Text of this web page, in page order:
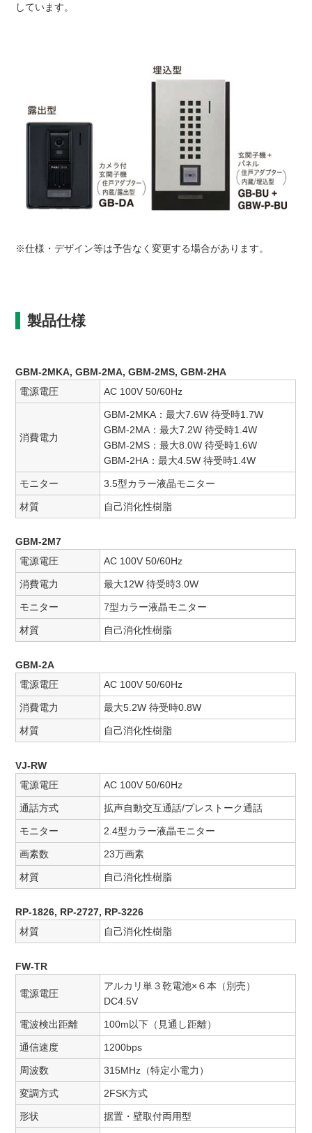
しています。
※仕様・デザイン等は予告なく変更する場合があります。
製品仕様
GBM-2MKA, GBM-2MA, GBM-2MS, GBM-2HA
電源電圧
AC 100V 50/60Hz
消費電力
GBM-2MKA：最大7.6W 待受時1.7W
GBM-2MA：最大7.2W 待受時1.4W
GBM-2MS：最大8.0W 待受時1.6W
GBM-2HA：最大4.5W 待受時1.4W
モニター 3.5型カラー液晶モニター
材質 自己消化性樹脂
GBM-2M7
電源電圧
AC 100V 50/60Hz
消費電力 最大12W 待受時3.0W
モニター 7型カラー液晶モニター
材質 自己消化性樹脂
GBM-2A
電源電圧
AC 100V 50/60Hz
消費電力 最大5.2W 待受時0.8W
材質 自己消化性樹脂
VJ-RW
電源電圧
AC 100V 50/60Hz
通話方式 拡声自動交互通話/プレストーク通話
モニター 2.4型カラー液晶モニター
画素数 23万画素
材質 自己消化性樹脂
RP-1826, RP-2727, RP-3226
材質
自己消化性樹脂
FW-TR
電源電圧
アルカリ単３乾電池×６本（別売）
DC4.5V
電波検出距離 100m以下（見通し距離）
通信速度 1200bps
周波数 315MHz（特定小電力）
変調方式 2FSK方式
形状 据置・壁取付両用型